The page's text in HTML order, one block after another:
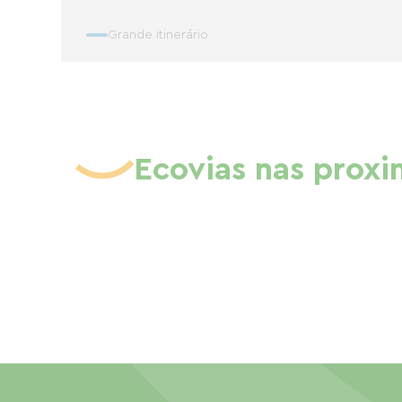
Grande itinerário
Ecovias nas